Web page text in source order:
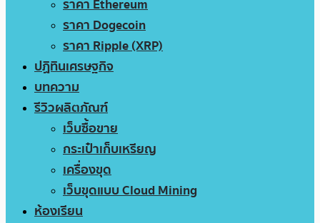
ราคา Ethereum
ราคา Dogecoin
ราคา Ripple (XRP)
ปฏิทินเศรษฐกิจ
บทความ
รีวิวผลิตภัณฑ์
เว็บซื้อขาย
กระเป๋าเก็บเหรียญ
เครื่องขุด
เว็บขุดแบบ Cloud Mining
ห้องเรียน